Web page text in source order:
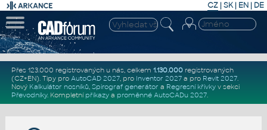
CZ | SK| EN | DE
Přes 123.000 registrovaných u nás, celkem 1.130.000registrovaných
(CZ+EN). Tipy pro AutoCAD 2027, pro Inventor 2027a pro Revit 2027.
Nový Kalkulátor nosníků, Spirograf generátor a Regresní křivkyv sekci
Převodníky. Kompletní příkazya proměnné AutoCADu 2027.